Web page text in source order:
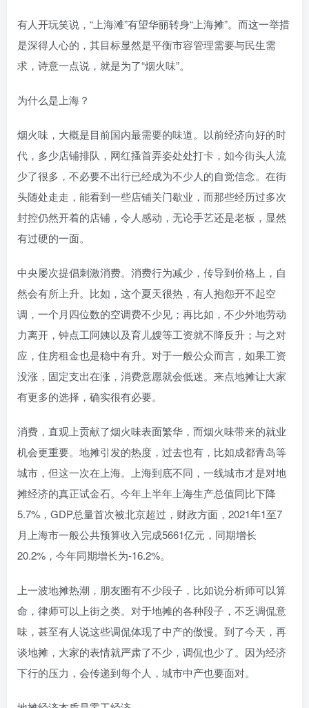
有人开玩笑说，“上海滩”有望华丽转身“上海摊”。而这一举措
是深得人心的，其目标显然是平衡市容管理需要与民生需
求，诗意一点说，就是为了“烟火味”。
为什么是上海？
烟火味，大概是目前国内最需要的味道。以前经济向好的时
代，多少店铺排队，网红搔首弄姿处处打卡，如今街头人流
少了很多，不必要不出行已经成为不少人的自觉信念。在街
头随处走走，能看到一些店铺关门歇业，而那些经历过多次
封控仍然开着的店铺，令人感动，无论手艺还是老板，显然
有过硬的一面。
中央屡次提倡刺激消费。消费行为减少，传导到价格上，自
然会有所上升。比如，这个夏天很热，有人抱怨开不起空
调，一个月四位数的空调费不少见；再比如，不少外地劳动
力离开，钟点工阿姨以及育儿嫂等工资就不降反升；与之对
应，住房租金也是稳中有升。对于一般公众而言，如果工资
没涨，固定支出在涨，消费意愿就会低迷。来点地摊让大家
有更多的选择，确实很有必要。
消费，直观上贡献了烟火味表面繁华，而烟火味带来的就业
机会更重要。地摊引发的热度，过去也有，比如成都青岛等
城市，但这一次在上海。上海到底不同，一线城市才是对地
摊经济的真正试金石。今年上半年上海生产总值同比下降
5.7%，GDP总量首次被北京超过，财政方面，2021年1至7
月上海市一般公共预算收入完成5661亿元，同期增长
20.2%，今年同期增长为-16.2%。
上一波地摊热潮，朋友圈有不少段子，比如说分析师可以算
命，律师可以上街之类。对于地摊的各种段子，不乏调侃意
味，甚至有人说这些调侃体现了中产的傲慢。到了今天，再
谈地摊，大家的表情就严肃了不少，调侃也少了。因为经济
下行的压力，会传递到每个人，城市中产也要面对。